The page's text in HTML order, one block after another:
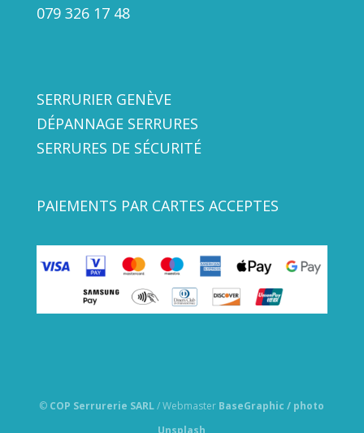
079 326 1748
SERRURIER GENÈVE
DÉPANNAGE SERRURES
SERRURES DE SÉCURITÉ
PAIEMENTS PAR CARTES ACCEPTES
© COP Serrurerie SARL/ Webmaster BaseGraphic / photo